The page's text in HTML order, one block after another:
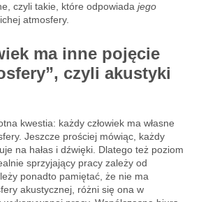
czyli takie, które odpowiada jego
atmosfery.
ma inne pojęcie
czyli akustyki
kwestia: każdy człowiek ma własne
Jeszcze prościej mówiąc, każdy
na hałas i dźwięki. Dlatego też poziom
sprzyjający pracy zależy od
ponadto pamiętać, że nie ma
akustycznej, różni się ona w